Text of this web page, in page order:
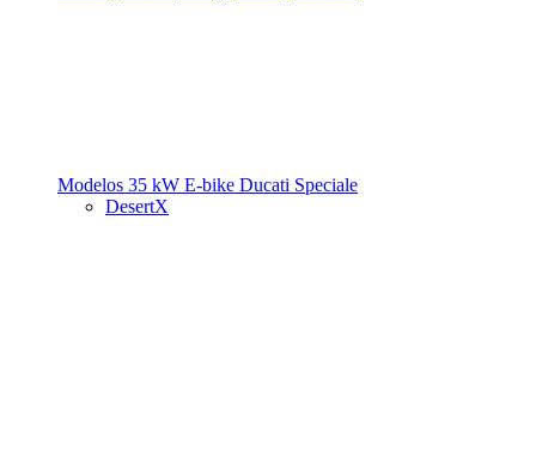
Modelos 35 kW E-bike Ducati Speciale
DesertX